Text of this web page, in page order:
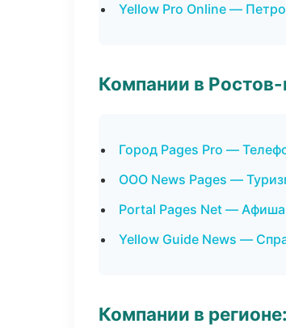
Yellow Pro Online —
Компании в
Город Pages Pro —
ООО News Pages —
Portal Pages Net —
Yellow Guide News —
Компании в